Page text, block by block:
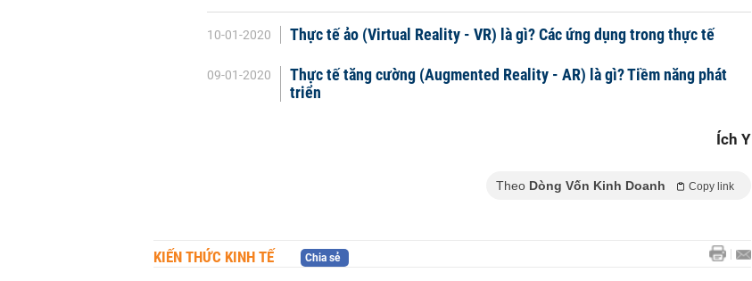
10-01-2020 Thực tế ảo (Virtual Reality - VR) là gì? Các ứng dụng trong thực tế
09-01-2020
Thực tế tăng cường (Augmented Reality - AR) là gì? Tiềm năng phát
triển
Ích Y
Theo Dòng Vốn Kinh Doanh Copy link
KIẾN THỨC KINH TẾ Chia sẻ